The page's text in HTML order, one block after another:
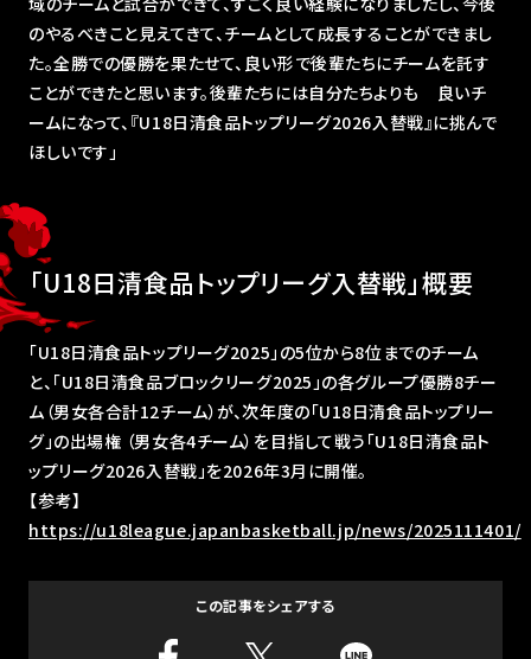
のやるべきこと見えてきて、チームとして成長することができまし
た。全勝での優勝を果たせて、良い形で後輩たちにチームを託す
ことができたと思います。後輩たちには自分たちよりも 良いチ
ームになって、『U18日清食品トップリーグ2026入替戦』に挑んで
ほしいです」
「U18日清食品トップリーグ入替戦」概要
「U18日清食品トップリーグ2025」の5位から8位までのチーム
と、「U18日清食品ブロックリーグ2025」の各グループ優勝8チー
ム（男女各合計12チーム）が、次年度の「U18日清食品トップリー
グ」の出場権 （男女各4チーム）を目指して戦う「U18日清食品ト
ップリーグ2026入替戦」を2026年3月に開催。
【参考】
https://u18league.japanbasketball.jp/news/2025111401/
この記事をシェアする